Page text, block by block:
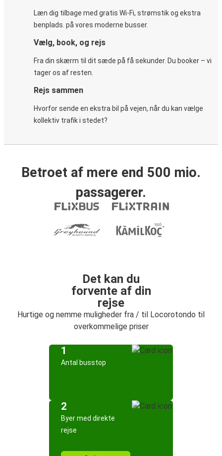
Læn dig tilbage med gratis Wi-Fi, strømstik og ekstra
benplads. på vores moderne busser.
Vælg, book, og rejs
Fra din skærm til dit sæde på få sekunder. Du booker – vi
tager os af resten.
Rejs sammen
Hvorfor sende en ekstra bil på vejen, når du kan vælge
kollektiv trafik i stedet?
Betroet af mere end 500 mio.
passagerer.
Det kan du
forvente af din
rejse
Hurtige og nemme muligheder fra / til Locorotondo til
overkommelige priser
1
Antal busstop
2
Byer med direkte
rejse